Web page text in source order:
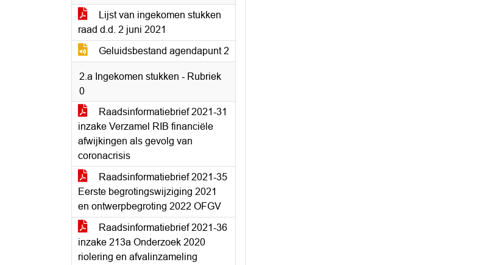
Lijst van ingekomen stukken
raad d.d. 2 juni 2021
Geluidsbestand agendapunt 2
2.a Ingekomen stukken - Rubriek
0
Raadsinformatiebrief 2021-31
inzake Verzamel RIB financiële
afwijkingen als gevolg van
coronacrisis
Raadsinformatiebrief 2021-35
Eerste begrotingswijziging 2021
en ontwerpbegroting 2022 OFGV
Raadsinformatiebrief 2021-36
inzake 213a Onderzoek 2020
riolering en afvalinzameling